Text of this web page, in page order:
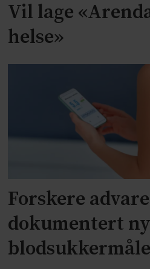
Vil lage
helse»
Forskere
dokumentert